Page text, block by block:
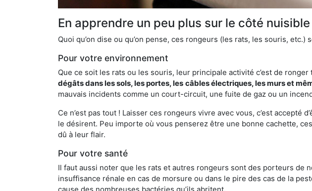
En apprendre un peu plus sur le côté
Quoi qu’on dise ou qu’on pense, ces rongeurs (les rats, les souris,
Pour votre environnement
Que ce soit les rats ou les souris, leur principale activité c’est de
dégâts dans les sols, les portes, les câbles électriques, les murs et
mauvais incidents comme un court-circuit, une fuite de gaz ou un
Ce n’est pas tout ! Laisser ces rongeurs vivre avec vous, c’est accepté
le désirent. Peu importe où vous penserez être une bonne cachette,
dû à leur flair.
Pour votre santé
Il faut aussi noter que les rats et autres rongeurs sont des porteurs de
insuffisance rénale en cas de morsure ou dans le pire des cas de la